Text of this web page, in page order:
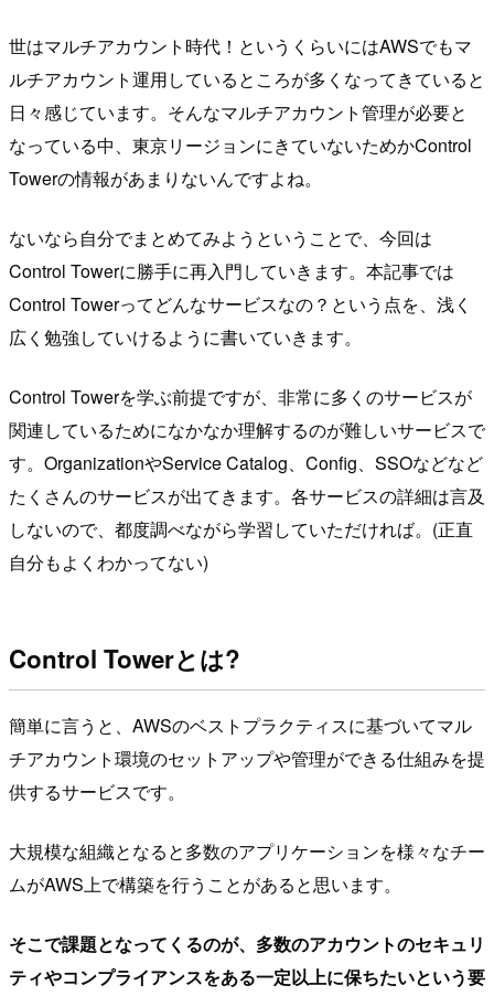
世はマルチアカウント時代！というくらいにはAWSでもマ
ルチアカウント運用しているところが多くなってきていると
日々感じています。そんなマルチアカウント管理が必要と
なっている中、東京リージョンにきていないためかControl
Towerの情報があまりないんですよね。
ないなら自分でまとめてみようということで、今回は
Control Towerに勝手に再入門していきます。本記事では
Control Towerってどんなサービスなの？という点を、浅く
広く勉強していけるように書いていきます。
Control Towerを学ぶ前提ですが、非常に多くのサービスが
関連しているためになかなか理解するのが難しいサービスで
す。OrganizationやService Catalog、Config、SSOなどなど
たくさんのサービスが出てきます。各サービスの詳細は言及
しないので、都度調べながら学習していただければ。(正直
自分もよくわかってない)
Control Towerとは?
簡単に言うと、AWSのベストプラクティスに基づいてマル
チアカウント環境のセットアップや管理ができる仕組みを提
供するサービスです。
大規模な組織となると多数のアプリケーションを様々なチー
ムがAWS上で構築を行うことがあると思います。
そこで課題となってくるのが、多数のアカウントのセキュリ
ティやコンプライアンスをある一定以上に保ちたいという要